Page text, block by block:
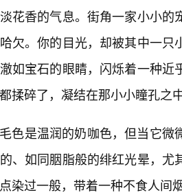
花香的气息。街角一家小小
欠。你的目光，却被其中一
如宝石的眼睛，闪烁着一种
揉碎了，凝结在那小小瞳孔之
色是温润的奶咖色，但当它
、如同胭脂般的绯红光晕，
染过一般，带着一种不食人间